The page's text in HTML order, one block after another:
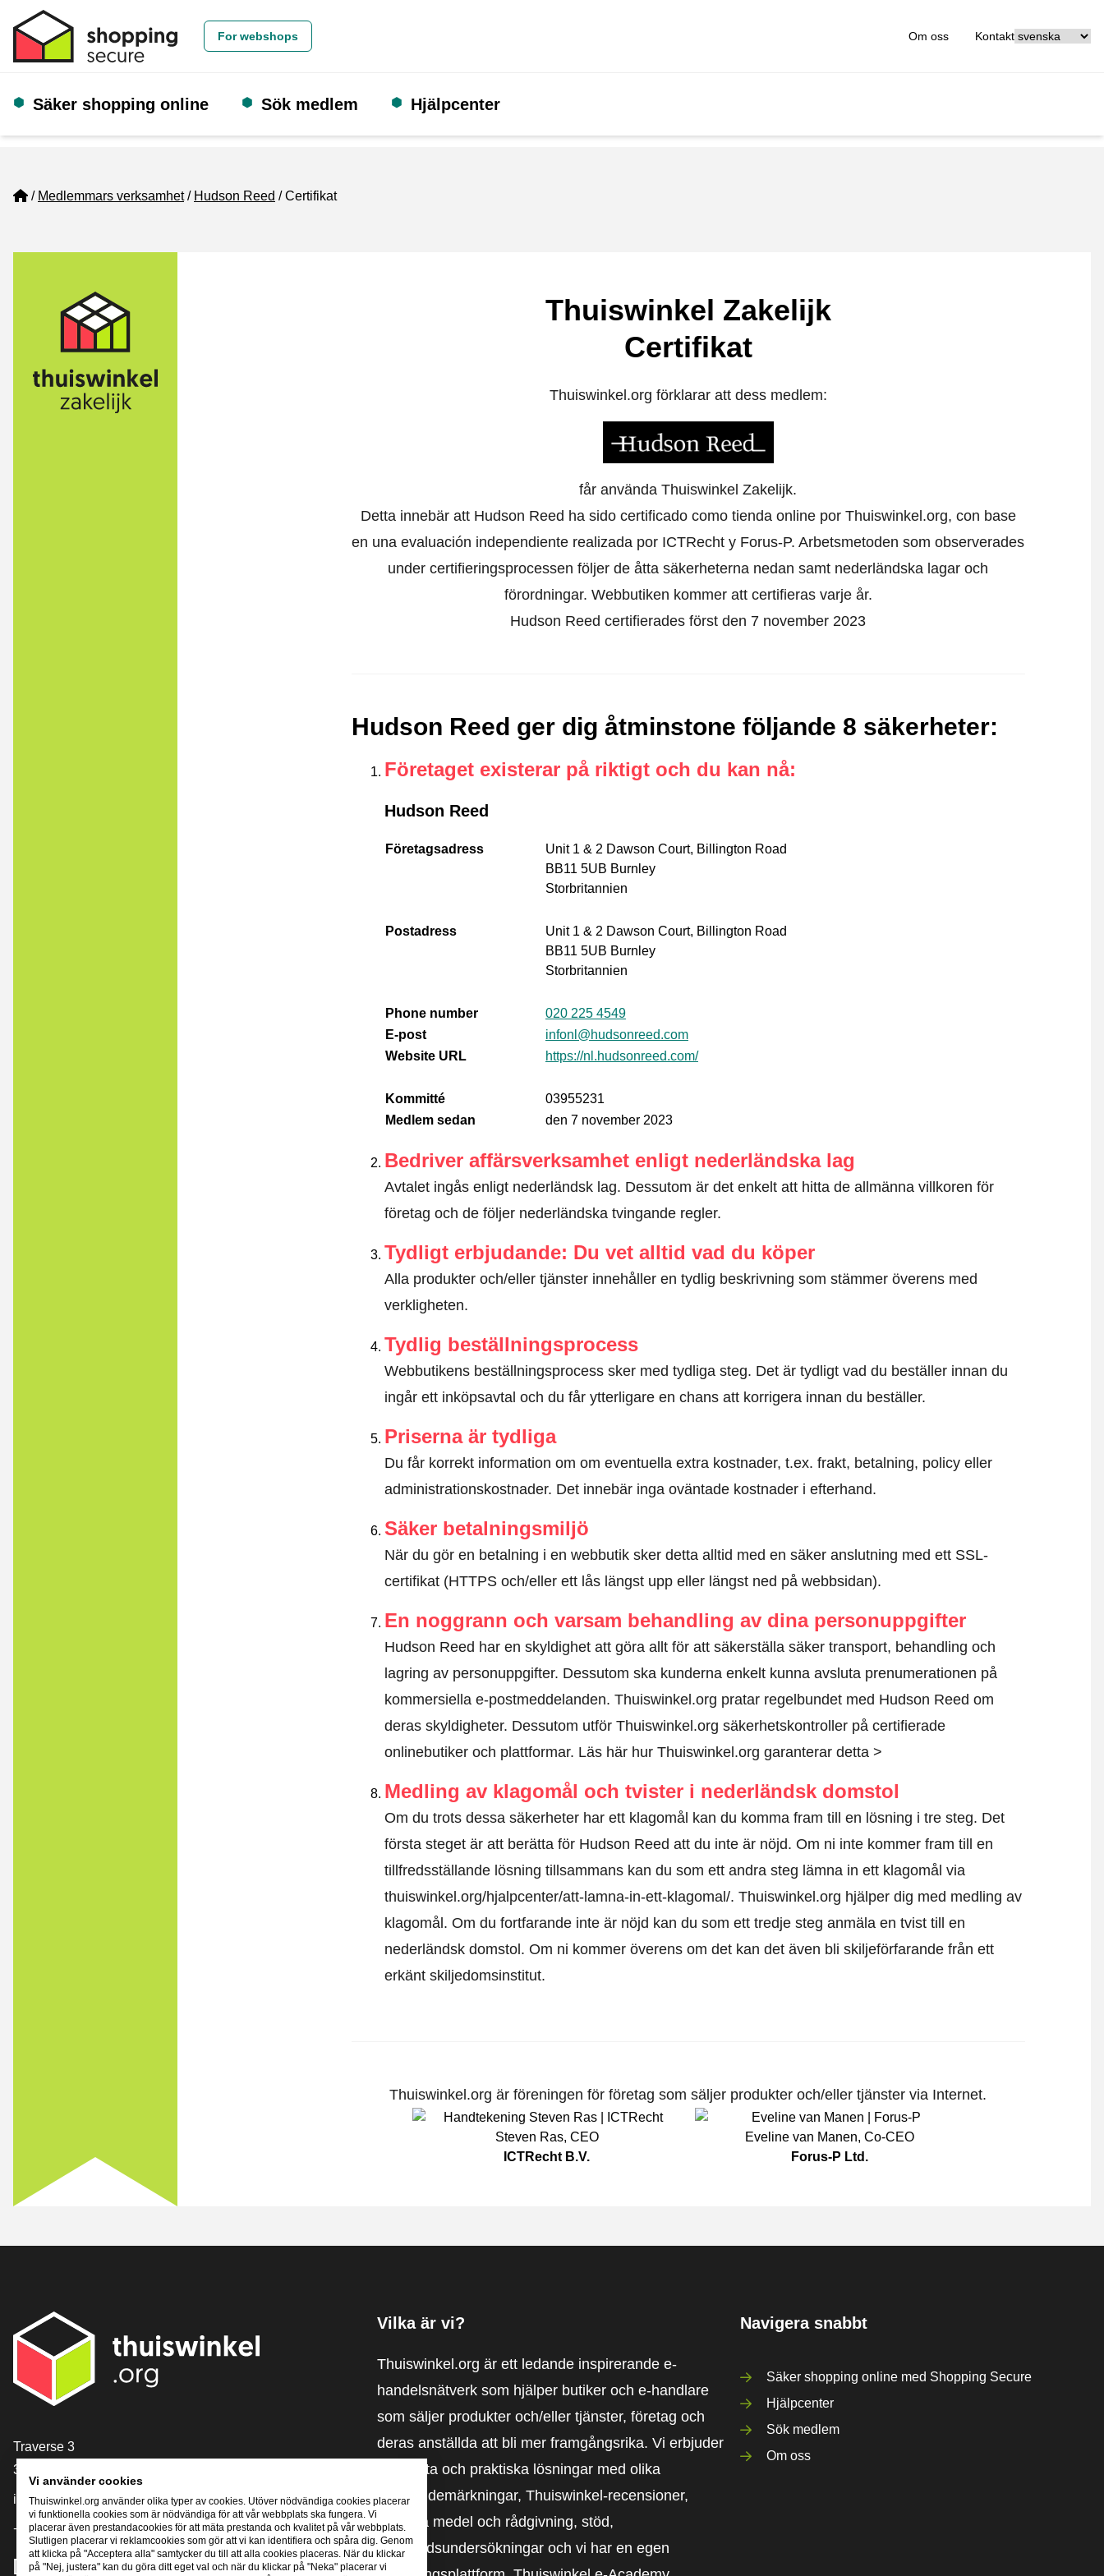
For webshops Om oss Kontakt
Säker shopping online Sök medlem Hjälpcenter
Home
Medlemmars verksamhet Hudson Reed Certifikat
Thuiswinkel Zakelijk
Certifikat
Thuiswinkel.org förklarar att dess medlem:
får använda Thuiswinkel Zakelijk.
Detta innebär att Hudson Reed ha sido certificado como tienda online por Thuiswinkel.org, con base
en una evaluación independiente realizada por ICTRecht y Forus-P. Arbetsmetoden som observerades
under certifieringsprocessen följer de åtta säkerheterna nedan samt nederländska lagar och
förordningar. Webbutiken kommer att certifieras varje år.
Hudson Reed certifierades först den 7 november 2023
Hudson Reed ger dig åtminstone följande 8 säkerheter:
Företaget existerar på riktigt och du kan nå:
Hudson Reed
Företagsadress
Unit 1 & 2 Dawson Court, Billington Road
BB11 5UB Burnley
Storbritannien
Postadress
Unit 1 & 2 Dawson Court, Billington Road
BB11 5UB Burnley
Storbritannien
Phone number
020 225 4549
E-post
infonl@hudsonreed.com
Website URL
https://nl.hudsonreed.com/
Kommitté
03955231
Medlem sedan
den 7 november 2023
Bedriver affärsverksamhet enligt nederländska lag
Avtalet ingås enligt nederländsk lag. Dessutom är det enkelt att hitta de allmänna villkoren för
företag och de följer nederländska tvingande regler.
Tydligt erbjudande: Du vet alltid vad du köper
Alla produkter och/eller tjänster innehåller en tydlig beskrivning som stämmer överens med
verkligheten.
Tydlig beställningsprocess
Webbutikens beställningsprocess sker med tydliga steg. Det är tydligt vad du beställer innan du
ingår ett inköpsavtal och du får ytterligare en chans att korrigera innan du beställer.
Priserna är tydliga
Du får korrekt information om om eventuella extra kostnader, t.ex. frakt, betalning, policy eller
administrationskostnader. Det innebär inga oväntade kostnader i efterhand.
Säker betalningsmiljö
När du gör en betalning i en webbutik sker detta alltid med en säker anslutning med ett SSL-
certifikat (HTTPS och/eller ett lås längst upp eller längst ned på webbsidan).
En noggrann och varsam behandling av dina personuppgifter
Hudson Reed har en skyldighet att göra allt för att säkerställa säker transport, behandling och
lagring av personuppgifter. Dessutom ska kunderna enkelt kunna avsluta prenumerationen på
kommersiella e-postmeddelanden. Thuiswinkel.org pratar regelbundet med Hudson Reed om
deras skyldigheter. Dessutom utför Thuiswinkel.org säkerhetskontroller på certifierade
onlinebutiker och plattformar. Läs här hur Thuiswinkel.org garanterar detta >
Medling av klagomål och tvister i nederländsk domstol
Om du trots dessa säkerheter har ett klagomål kan du komma fram till en lösning i tre steg. Det
första steget är att berätta för Hudson Reed att du inte är nöjd. Om ni inte kommer fram till en
tillfredsställande lösning tillsammans kan du som ett andra steg lämna in ett klagomål via
thuiswinkel.org/hjalpcenter/att-lamna-in-ett-klagomal/. Thuiswinkel.org hjälper dig med medling av
klagomål. Om du fortfarande inte är nöjd kan du som ett tredje steg anmäla en tvist till en
nederländsk domstol. Om ni kommer överens om det kan det även bli skiljeförfarande från ett
erkänt skiljedomsinstitut.
Thuiswinkel.org är föreningen för företag som säljer produkter och/eller tjänster via Internet.
Steven Ras, CEO
ICTRecht B.V.
Eveline van Manen, Co-CEO
Forus-P Ltd.
[_General:Contact]
Traverse 3
3905 NL Veenendaal
info@thuiswinkel.org
+31 (0)318 64 85 75
[_General:SocialMediaTitle]
Vilka är vi?
Thuiswinkel.org är ett ledande inspirerande e-
handelsnätverk som hjälper butiker och e-handlare
som säljer produkter och/eller tjänster, företag och
deras anställda att bli mer framgångsrika. Vi erbjuder
relevanta och praktiska lösningar med olika
förtroendemärkningar, Thuiswinkel-recensioner,
rättsliga medel och rådgivning, stöd,
marknadsundersökningar och vi har en egen
Navigera snabbt
Säker shopping online med Shopping Secure
Hjälpcenter
Sök medlem
Om oss
Vi använder cookies
Thuiswinkel.org använder olika typer av cookies. Utöver nödvändiga cookies placerar
vi funktionella cookies som är nödvändiga för att vår webbplats ska fungera. Vi
placerar även prestandacookies för att mäta prestanda och kvalitet på vår webbplats.
Slutligen placerar vi reklamcookies som gör att vi kan identifiera och spåra dig. Genom
att klicka på "Acceptera alla" samtycker du till att alla cookies placeras. När du klickar
på "Nej, justera" kan du göra ditt eget val och när du klickar på "Neka" placerar vi